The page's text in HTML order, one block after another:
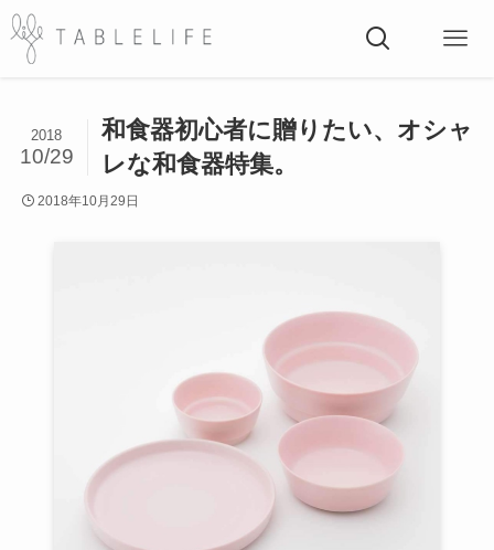
和食器初心者に贈りたい、オシャ
レな和食器特集。
2018
10/29
2018年10月29日